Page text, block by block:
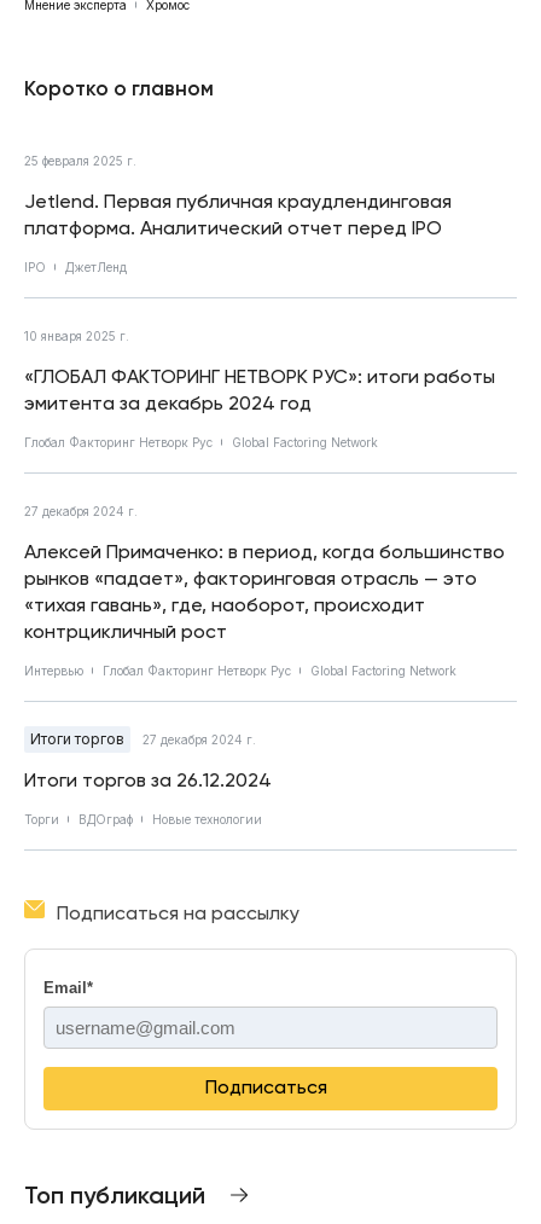
Мнение эксперта Хромос
Коротко о главном
25 февраля 2025 г.
Jetlend. Первая публичная краудлендинговая
платформа. Аналитический отчет перед IPO
IPO ДжетЛенд
10 января 2025 г.
«ГЛОБАЛ ФАКТОРИНГ НЕТВОРК РУС»: итоги работы
эмитента за декабрь 2024 год
Глобал Факторинг Нетворк Рус Global Factoring Network
27 декабря 2024 г.
Алексей Примаченко: в период, когда большинство
рынков «падает», факторинговая отрасль — это
«тихая гавань», где, наоборот, происходит
контрцикличный рост
Интервью Глобал Факторинг Нетворк Рус Global Factoring Network
Итоги торгов 27 декабря 2024 г.
Итоги торгов за 26.12.2024
Торги ВДОграф Новые технологии
Подписаться на рассылку
Email *
Подписаться
Топ публикаций